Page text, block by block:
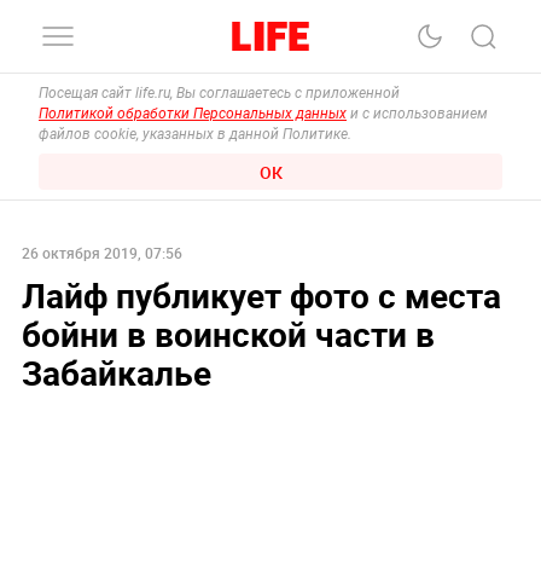
Посещая сайт life.ru, Вы соглашаетесь с приложенной
Политикой обработки Персональных данных и с использованием
файлов cookie, указанных в данной Политике.
ОК
26 октября 2019, 07:56
Лайф публикует фото с места
бойни в воинской части в
Забайкалье